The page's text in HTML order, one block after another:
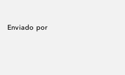
Enviado por